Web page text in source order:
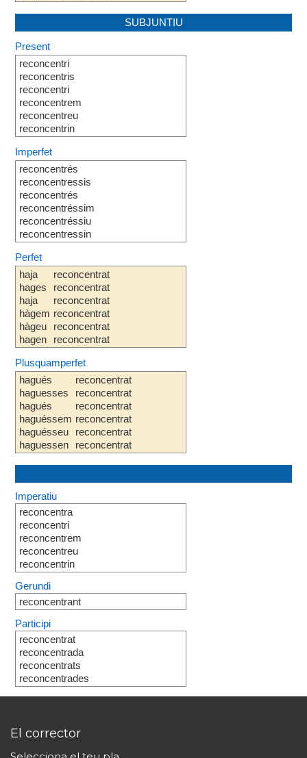
SUBJUNTIU
Present
reconcentri
reconcentris
reconcentri
reconcentrem
reconcentreu
reconcentrin
Imperfet
reconcentrés
reconcentressis
reconcentrés
reconcentréssim
reconcentréssiu
reconcentressin
Perfet
haja
hages
haja
hàgem
hàgeu
hagen
reconcentrat
reconcentrat
reconcentrat
reconcentrat
reconcentrat
reconcentrat
Plusquamperfet
hagués
haguesses
hagués
haguéssem
haguésseu
haguessen
reconcentrat
reconcentrat
reconcentrat
reconcentrat
reconcentrat
reconcentrat
Imperatiu
reconcentra
reconcentri
reconcentrem
reconcentreu
reconcentrin
Gerundi
reconcentrant
Participi
reconcentrat
reconcentrada
reconcentrats
reconcentrades
El corrector